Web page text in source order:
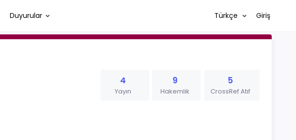
Duyurular Türkçe Giriş
4
Yayın
9
Hakemlik
5
CrossRef Atıf